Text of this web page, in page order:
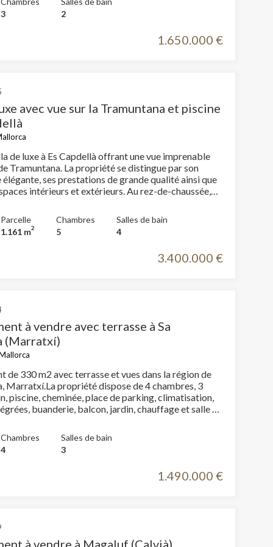
3
2
1.650.000 €
avec vue sur la Tramuntana et piscine
de luxe à Es Capdellà offrant une vue imprenable
Tramuntana. La propriété se distingue par son
ses prestations de grande qualité ainsi que
intérieurs et extérieurs. Au rez-de-chaussée,
à vin, intégrée au vaste salon-salle à manger et
accès direct à la terrasse ainsi qu’à la
piscine. Ce niveau comprend également une
Deux chambres partagent une salle de bains, tandis
finitions de très haute qualité, de vastes terrasses,
véhicule.
Parcelle
1.161 m2
Chambres
5
Salles de bain
4
3.400.000 €
à vendre avec terrasse à Sa
(Marratxí)
de 330 m2 avec terrasse et vues dans la région de
Marratxí.La propriété dispose de 4 chambres, 3
piscine, cheminée, place de parking, climatisation,
buanderie, balcon, jardin, chauffage et salle de
Chambres
4
Salles de bain
3
1.490.000 €
à vendre à Magaluf (Calvià)